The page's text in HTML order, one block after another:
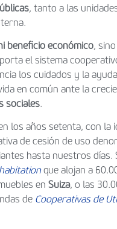
, tanto a las
beneficio económico,
el sistema
los cuidados y la
en común ante la
sociales.
los años setenta, con la
de cesión de uso
hasta nuestros días.
que alojan a
en Suiza, o las
de Cooperativas de